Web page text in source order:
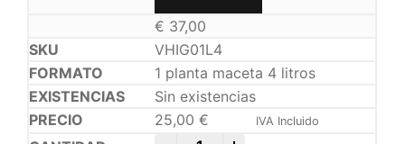
€ 37,00
VHIG01L4
1 planta maceta 4 litros
Sin existencias
25,00€ IVA Incluido